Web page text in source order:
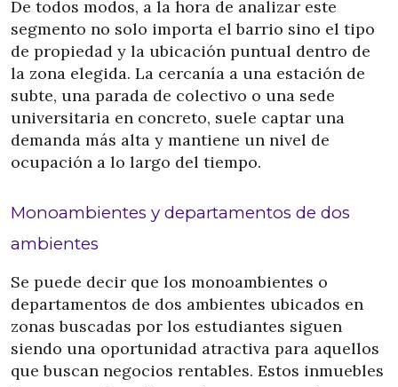
De todos modos, a la hora de analizar este
segmento no solo importa el barrio sino el tipo
de propiedad y la ubicación puntual dentro de
la zona elegida. La cercanía a una estación de
subte, una parada de colectivo o una sede
universitaria en concreto, suele captar una
demanda más alta y mantiene un nivel de
ocupación a lo largo del tiempo.
Monoambientes y departamentos de dos
ambientes
Se puede decir que los monoambientes o
departamentos de dos ambientes ubicados en
zonas buscadas por los estudiantes siguen
siendo una oportunidad atractiva para aquellos
que buscan negocios rentables. Estos inmuebles